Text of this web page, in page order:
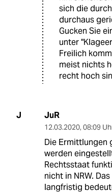
sich die
durchaus
Gucken Sie
unter
Freilich
meist nichts
recht hoch
J JuR
12.03.2020, 08:09
Die Ermittlungen
werden
Rechtsstaat
nicht in NRW.
langfristig